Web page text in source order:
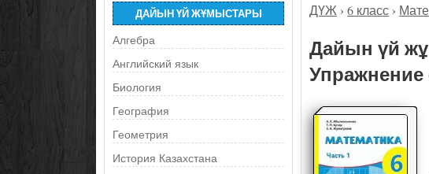
ДАЙЫН ҮЙ ЖҰМЫСТАРЫ
Алгебра
Английский язык
Биология
География
Геометрия
История Казахстана
ДҮЖ › 6 класс ›
Дайын үй
Упражнение